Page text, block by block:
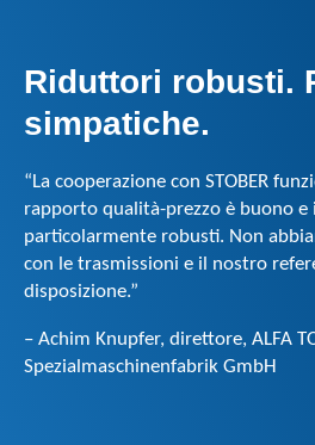
Riduttori robusti.
simpatiche.
“La cooperazione con STOBER
rapporto qualità-prezzo è buono e
particolarmente robusti. Non
con le trasmissioni e il nostro
disposizione.”
– Achim Knupfer, direttore, ALFA
Spezialmaschinenfabrik GmbH